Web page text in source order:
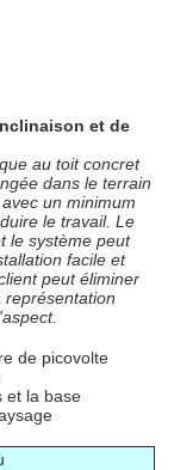
et de
au toit concret
dans le terrain
un minimum
le travail. Le
le système peut
facile et
peut éliminer
de picovolte
et la base